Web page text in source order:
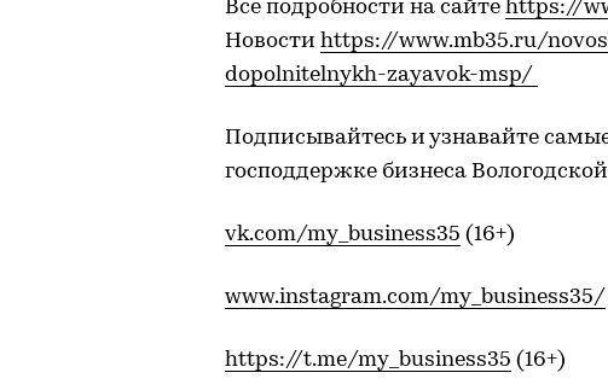
Все подробности на сайте https://
Новости https://www.mb35.ru/
dopolnitelnykh-zayavok-msp/
Подписывайтесь и узнавайте
господдержке бизнеса
vk.com/my_business35 (16+)
www.instagram.com/my_business35/
https://t.me/my_business35 (16+)